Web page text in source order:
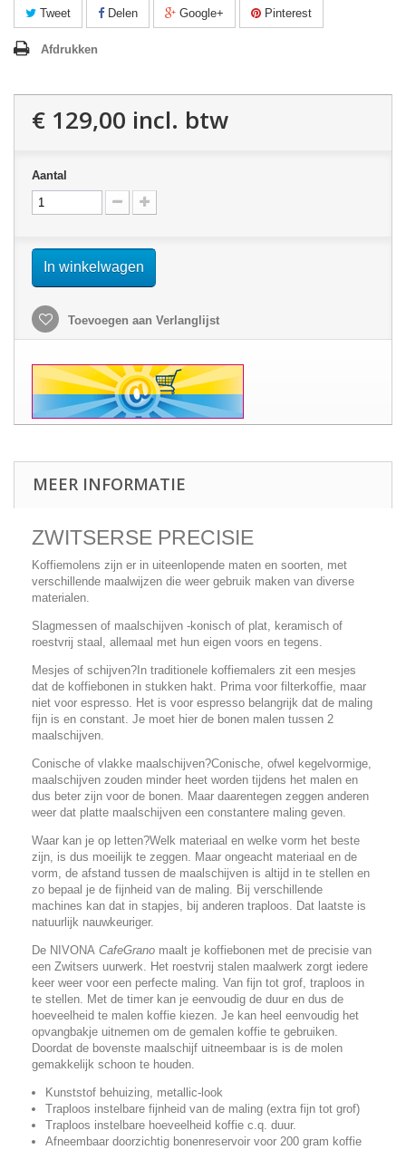
Tweet Delen Google+ Pinterest
Afdrukken
€ 129,00 incl. btw
Aantal
In winkelwagen
Toevoegen aan Verlanglijst
MEER INFORMATIE
ZWITSERSE PRECISIE
Koffiemolens zijn er in uiteenlopende maten en soorten, met
verschillende maalwijzen die weer gebruik maken van diverse
materialen.
Slagmessen of maalschijven -konisch of plat, keramisch of
roestvrij staal, allemaal met hun eigen voors en tegens.
Mesjes of schijven?In traditionele koffiemalers zit een mesjes
dat de koffiebonen in stukken hakt. Prima voor filterkoffie, maar
niet voor espresso. Het is voor espresso belangrijk dat de maling
fijn is en constant. Je moet hier de bonen malen tussen 2
maalschijven.
Conische of vlakke maalschijven?Conische, ofwel kegelvormige,
maalschijven zouden minder heet worden tijdens het malen en
dus beter zijn voor de bonen. Maar daarentegen zeggen anderen
weer dat platte maalschijven een constantere maling geven.
Waar kan je op letten?Welk materiaal en welke vorm het beste
zijn, is dus moeilijk te zeggen. Maar ongeacht materiaal en de
vorm, de afstand tussen de maalschijven is altijd in te stellen en
zo bepaal je de fijnheid van de maling. Bij verschillende
machines kan dat in stapjes, bij anderen traploos. Dat laatste is
natuurlijk nauwkeuriger.
De NIVONA CafeGrano maalt je koffiebonen met de precisie van
een Zwitsers uurwerk. Het roestvrij stalen maalwerk zorgt iedere
keer weer voor een perfecte maling. Van fijn tot grof, traploos in
te stellen. Met de timer kan je eenvoudig de duur en dus de
hoeveelheid te malen koffie kiezen. Je kan heel eenvoudig het
opvangbakje uitnemen om de gemalen koffie te gebruiken.
Doordat de bovenste maalschijf uitneembaar is is de molen
gemakkelijk schoon te houden.
Kunststof behuizing, metallic-look
Traploos instelbare fijnheid van de maling (extra fijn tot grof)
Traploos instelbare hoeveelheid koffie c.q. duur.
Afneembaar doorzichtig bonenreservoir voor 200 gram koffie